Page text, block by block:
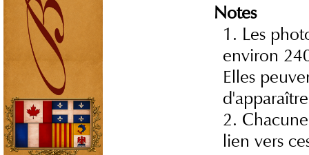
Notes
1. Les
environ
Elles
2.
lien vers